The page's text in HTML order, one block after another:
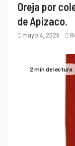
Oreja por
de Apizaco.
mayo 4, 2026
2 min de lectura